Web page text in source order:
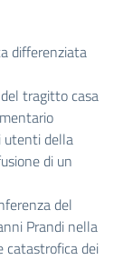
differenziata
tragitto casa
utenti della
di un
del
Prandi nella
catastrofica dei